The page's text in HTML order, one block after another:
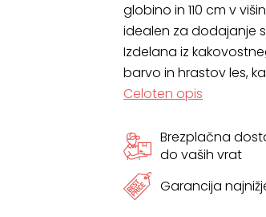
globino in 110 cm v
idealen za dodajanje
Izdelana iz
barvo in hrastov les,
Celoten opis
Brezplačna
do vaših vrat
Garancija